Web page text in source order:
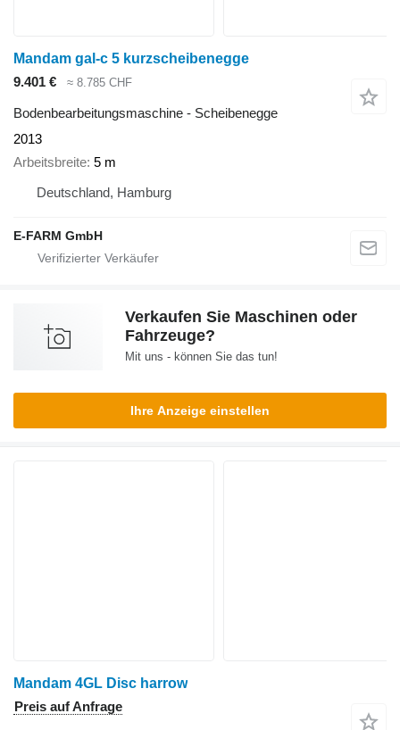
Mandam gal-c 5 kurzscheibenegge
9.401 €
≈ 8.785 CHF
Bodenbearbeitungsmaschine - Scheibenegge
2013
Arbeitsbreite 5 m
Deutschland, Hamburg
E-FARM GmbH
Verkaufen Sie Maschinen oder
Fahrzeuge?
Mit uns - können Sie das tun!
Ihre Anzeige einstellen
Mandam 4GL Disc harrow
Preis auf Anfrage